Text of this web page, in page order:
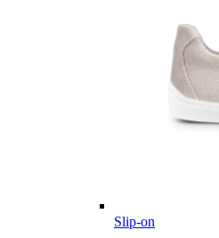
Slip-on